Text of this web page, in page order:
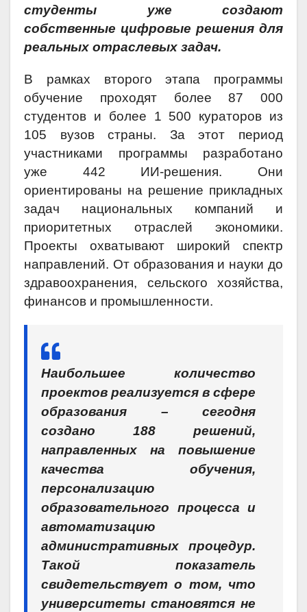
студенты уже создают
собственные цифровые решения для
реальных отраслевых задач.
В рамках второго этапа программы
обучение проходят более 87 000
студентов и более 1 500 кураторов из
105 вузов страны. За этот период
участниками программы разработано
уже 442 ИИ-решения. Они
ориентированы на решение прикладных
задач национальных компаний и
приоритетных отраслей экономики.
Проекты охватывают широкий спектр
направлений. От образования и науки до
здравоохранения, сельского хозяйства,
финансов и промышленности.
Наибольшее количество
проектов реализуется в сфере
образования – сегодня
создано 188 решений,
направленных на повышение
качества обучения,
персонализацию
образовательного процесса и
автоматизацию
административных процедур.
Такой показатель
свидетельствует о том, что
университеты становятся не